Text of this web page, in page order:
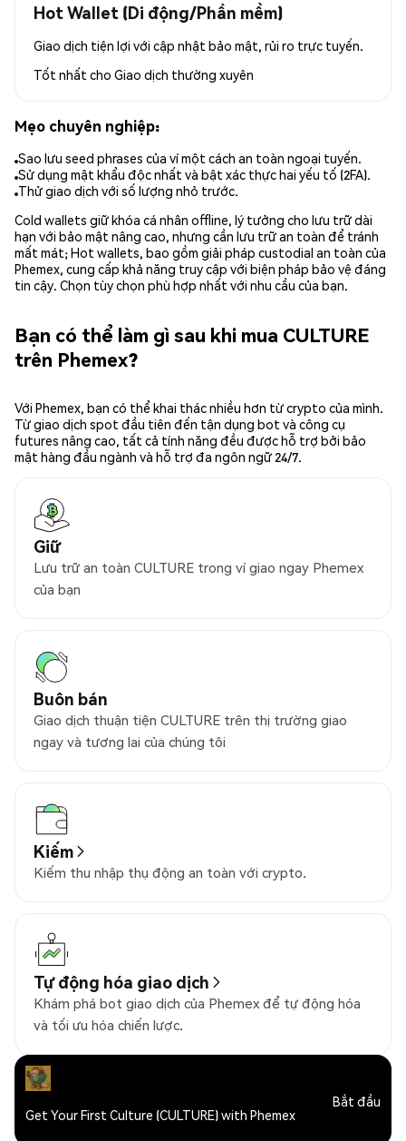
Hot Wallet (Di động/Phần mềm)
Giao dịch tiện lợi với cập nhật bảo mật, rủi ro trực tuyến.
Tốt nhất cho Giao dịch thường xuyên
Mẹo chuyên nghiệp:
Sao lưu seed phrases của ví một cách an toàn ngoại tuyến.
Sử dụng mật khẩu độc nhất và bật xác thực hai yếu tố (2FA).
Thử giao dịch với số lượng nhỏ trước.
Cold wallets giữ khóa cá nhân offline, lý tưởng cho lưu trữ dài
hạn với bảo mật nâng cao, nhưng cần lưu trữ an toàn để tránh
mất mát; Hot wallets, bao gồm giải pháp custodial an toàn của
Phemex, cung cấp khả năng truy cập với biện pháp bảo vệ đáng
tin cậy. Chọn tùy chọn phù hợp nhất với nhu cầu của bạn.
Bạn có thể làm gì sau khi mua CULTURE
trên Phemex?
Với Phemex, bạn có thể khai thác nhiều hơn từ crypto của mình.
Từ giao dịch spot đầu tiên đến tận dụng bot và công cụ
futures nâng cao, tất cả tính năng đều được hỗ trợ bởi bảo
mật hàng đầu ngành và hỗ trợ đa ngôn ngữ 24/7.
Giữ
Lưu trữ an toàn CULTURE trong ví giao ngay Phemex
của bạn
Buôn bán
Giao dịch thuận tiện CULTURE trên thị trường giao
ngay và tương lai của chúng tôi
Kiếm
Kiếm thu nhập thụ động an toàn với crypto.
Tự động hóa giao dịch
Khám phá bot giao dịch của Phemex để tự động hóa
và tối ưu hóa chiến lược.
Get Your First Culture (CULTURE) with Phemex
Bắt đầu